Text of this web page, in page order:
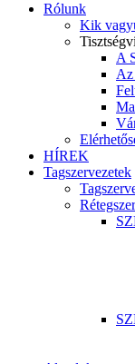
Rólunk
Kik
A
Az
HÍREK
Tagszervezetek